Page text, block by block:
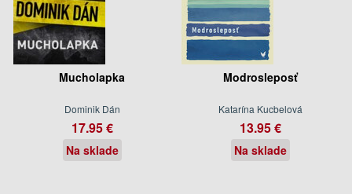
Mucholapka
Dominik Dán
17.95 €
Na sklade
Modrosleposť
Katarína Kucbelová
13.95 €
Na sklade